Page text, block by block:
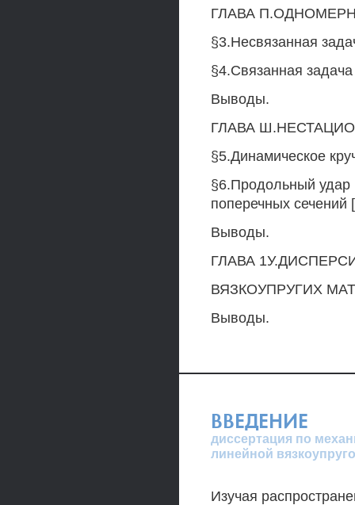
ГЛАВА
§3.Несвязанная
§4.Связанная
Выводы.
ГЛАВА
§5.Динамическое
§6.Продольный удар
поперечных сечений
Выводы.
ГЛАВА
ВЯЗКОУПРУГИХ
Выводы.
ВВЕДЕНИЕ
диссертация по
линейной
Изучая